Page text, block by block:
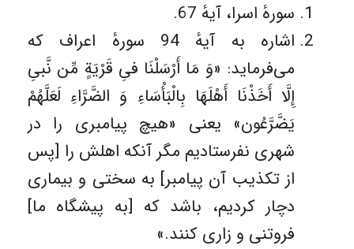
سورهٔ اسرا، آیهٔ 67.
اشاره به آیهٔ 94 سورهٔ اعراف که
می‌فرماید: «وَ مَا أَرْسَلْنَا فىِ قَرْيَةٍ مِّن نَّبىِ‏
إِلَّا أَخَذْنَا أَهْلَهَا بِالْبَأْسَاءِ وَ الضَّرَّاءِ لَعَلَّهُمْ
يَضَّرَّعُون‏» یعنی «هيچ پيامبرى را در
شهرى نفرستاديم مگر آنكه اهلش را [پس
از تكذيب آن پيامبر] به سختى و بيمارى
دچار كرديم، باشد كه [به پيشگاه ما]
فروتنى و زارى كنند.»